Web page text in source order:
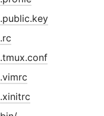
.public.key
.rc
.tmux.conf
.vimrc
.xinitrc